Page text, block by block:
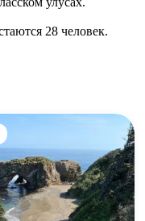
28 человек.